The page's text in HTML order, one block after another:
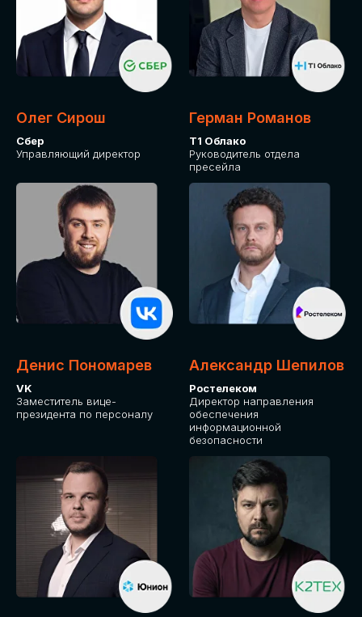
Олег Сирош
Сбер
Управляющий директор
Герман Романов
Т1 Облако
Руководитель отдела
пресейла
Денис Пономарев
VK
Заместитель вице-
президента по персоналу
Александр Шепилов
Ростелеком
Директор направления
обеспечения
информационной
безопасности